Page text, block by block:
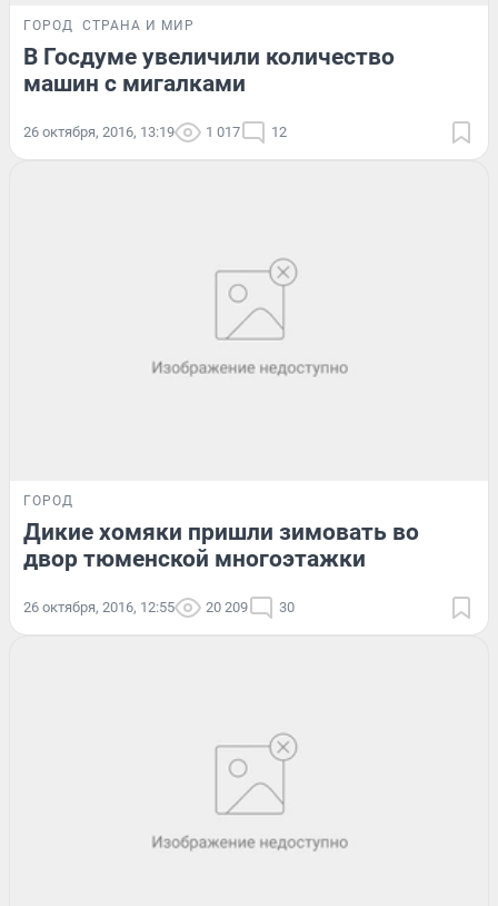
ГОРОД СТРАНА И МИР
В Госдуме увеличили количество
машин с мигалками
26 октября, 2016, 13:19 1 017 12
ГОРОД
Дикие хомяки пришли зимовать во
двор тюменской многоэтажки
26 октября, 2016, 12:55 20 209 30